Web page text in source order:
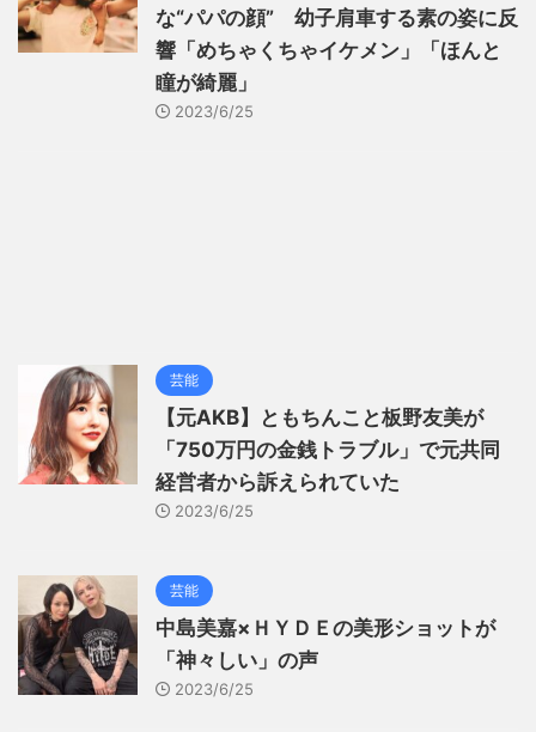
な“パパの顔” 幼子肩車する素の姿に反
響「めちゃくちゃイケメン」「ほんと
瞳が綺麗」
2023/6/25
芸能
【元AKB】ともちんこと板野友美が
「750万円の金銭トラブル」で元共同
経営者から訴えられていた
2023/6/25
芸能
中島美嘉×ＨＹＤＥの美形ショットが
「神々しい」の声
2023/6/25